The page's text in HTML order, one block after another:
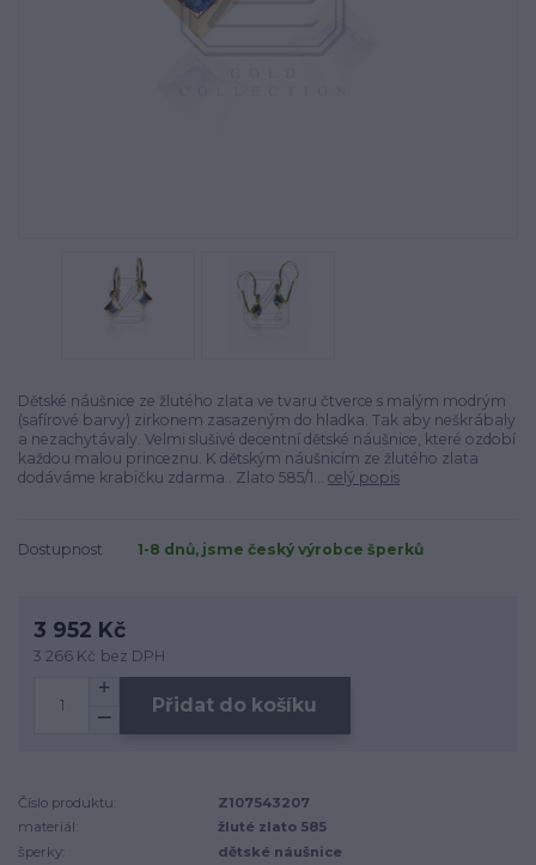
Dětské náušnice ze žlutého zlata ve tvaru čtverce s malým modrým
(safírové barvy) zirkonem zasazeným do hladka. Tak aby neškrábaly
a nezachytávaly. Velmi slušivé decentní dětské náušnice, které ozdobí
každou malou princeznu. K dětským náušnicím ze žlutého zlata
dodáváme krabičku zdarma . Zlato 585/1... celý popis
Dostupnost 1-8 dnů, jsme český výrobce šperků
3 952 Kč
3 266 Kč bez DPH
Přidat do košíku
Číslo produktu:
Z107543207
materiál:
žluté zlato 585
šperky:
dětské náušnice